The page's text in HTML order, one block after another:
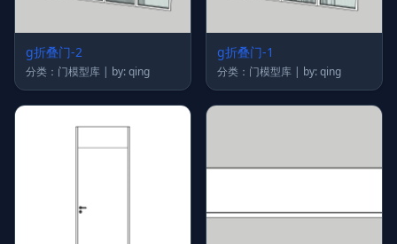
g折叠门-2
分类：门模型库 | by: qing
g折叠门-1
分类：门模型库 | by: qing